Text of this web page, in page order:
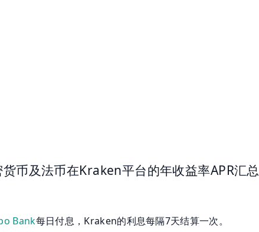
币及法币在Kraken平台的年收益率APR汇总
Bank每日付息，Kraken的利息每隔7天结算一次。